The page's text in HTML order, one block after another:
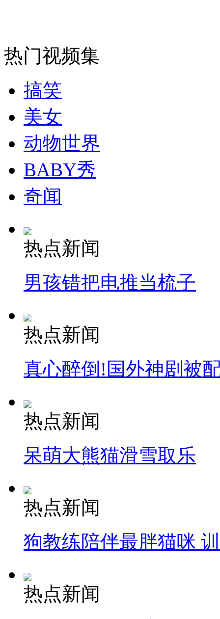
纽约上演“枕头大战”
司机酒驾遇交警 急速倒车逃窜
热门视频集
搞笑
美女
动物世界
BABY秀
奇闻
热点新闻
男孩错把电推当梳子
热点新闻
真心醉倒!国外神剧被
热点新闻
呆萌大熊猫滑雪取乐
热点新闻
狗教练陪伴最胖猫咪
热点新闻